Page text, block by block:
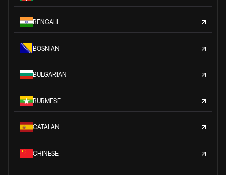
BENGALI
BOSNIAN
BULGARIAN
BURMESE
CATALAN
CHINESE